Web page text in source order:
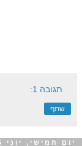
תגובה 1:
שתף
יום חמישי, יוני 25, 2009